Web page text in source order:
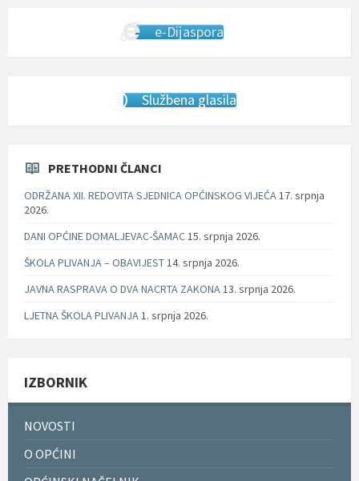
e-Dijaspora
Službena glasila
PRETHODNI ČLANCI
ODRŽANA XII. REDOVITA SJEDNICA OPĆINSKOG VIJEĆA17. srpnja
2026.
DANI OPĆINE DOMALJEVAC-ŠAMAC15. srpnja 2026.
ŠKOLA PLIVANJA – OBAVIJEST14. srpnja 2026.
JAVNA RASPRAVA O DVA NACRTA ZAKONA13. srpnja 2026.
LJETNA ŠKOLA PLIVANJA1. srpnja 2026.
IZBORNIK
NOVOSTI
O OPĆINI